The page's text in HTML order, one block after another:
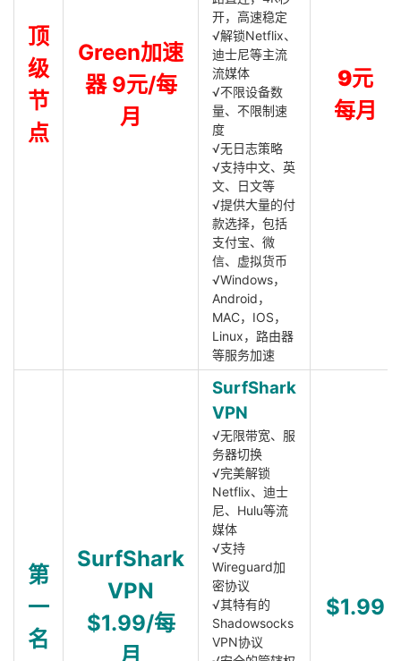
顶
级
节
点
Green加速
器 9元/每
月
开，高速稳定
√解锁Netflix、
迪士尼等主流
流媒体
√不限设备数
量、不限制速
度
√无日志策略
√支持中文、英
文、日文等
√提供大量的付
款选择，包括
支付宝、微
信、虚拟货币
√Windows，
Android，
MAC，IOS，
Linux，路由器
等服务加速
9元
每月
第
一
名
SurfShark
VPN
$1.99/每
月
SurfShark
VPN
√无限带宽、服
务器切换
√完美解锁
Netflix、迪士
尼、Hulu等流
媒体
√支持
Wireguard加
密协议
√其特有的
Shadowsocks
VPN协议
$1.99